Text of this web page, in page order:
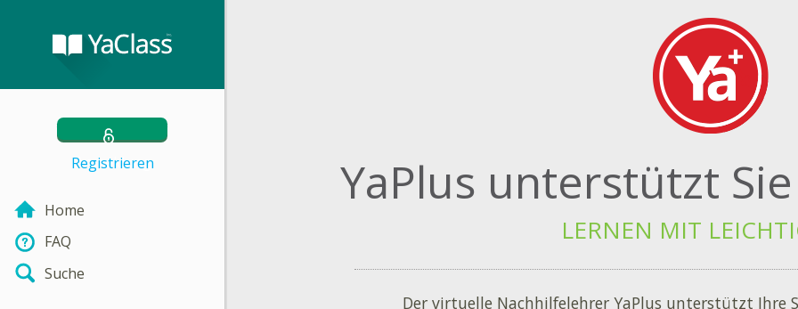
Anmeldung
Registrieren
Home
FAQ
Suche
YaPlus unterstützt
LERNEN MIT
Der virtuelle Nachhilfelehrer YaPlus unterstützt Ihre